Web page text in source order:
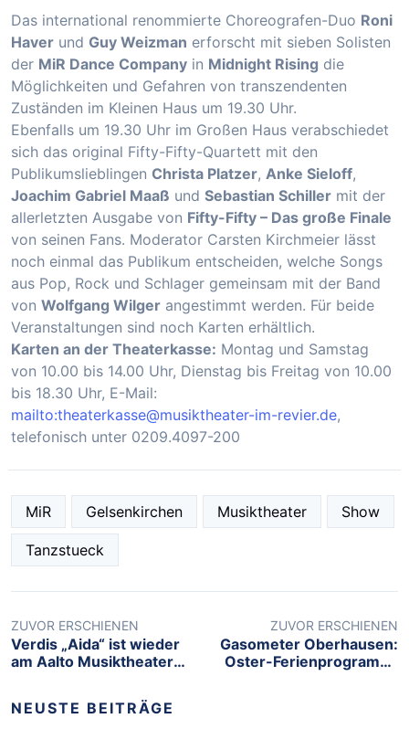
Das international renommierte Choreografen-Duo Roni
Haver und Guy Weizman erforscht mit sieben Solisten
der MiR Dance Company in Midnight Rising die
Möglichkeiten und Gefahren von transzendenten
Zuständen im Kleinen Haus um 19.30 Uhr.
Ebenfalls um 19.30 Uhr im Großen Haus verabschiedet
sich das original Fifty-Fifty-Quartett mit den
Publikumslieblingen Christa Platzer, Anke Sieloff,
Joachim Gabriel Maaß und Sebastian Schiller mit der
allerletzten Ausgabe von Fifty-Fifty – Das große Finale
von seinen Fans. Moderator Carsten Kirchmeier lässt
noch einmal das Publikum entscheiden, welche Songs
aus Pop, Rock und Schlager gemeinsam mit der Band
von Wolfgang Wilger angestimmt werden. Für beide
Veranstaltungen sind noch Karten erhältlich.
Karten an der Theaterkasse: Montag und Samstag
von 10.00 bis 14.00 Uhr, Dienstag bis Freitag von 10.00
bis 18.30 Uhr, E-Mail:
mailto:theaterkasse@musiktheater-im-revier.de,
telefonisch unter 0209.4097-200
MiR Gelsenkirchen Musiktheater Show
Tanzstueck
ZUVOR ERSCHIENEN
Verdis „Aida“ ist wieder
am Aalto Musiktheater
ZUVOR ERSCHIENEN
Gasometer Oberhausen:
Oster-Ferienprogramm:
NEUSTE BEITRÄGE